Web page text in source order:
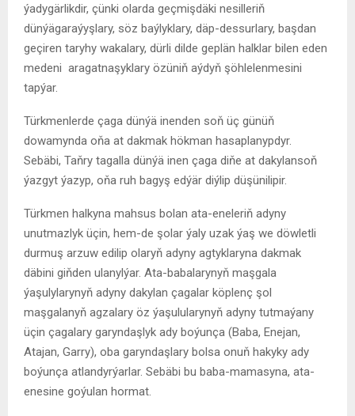
ýadygärlikdir, çünki olarda geçmişdäki nesilleriň
dünýägaraýyşlary, söz baýlyklary, däp-dessurlary, başdan
geçiren taryhy wakalary, dürli dilde geplän halklar bilen eden
medeni aragatnaşyklary özüniň aýdyň şöhlelenmesini
tapýar.
Türkmenlerde çaga dünýä inenden soň üç günüň
dowamynda oňa at dakmak hökman hasaplanypdyr.
Sebäbi, Taňry tagalla dünýä inen çaga diňe at dakylansoň
ýazgyt ýazyp, oňa ruh bagyş edýär diýlip düşünilipir.
Türkmen halkyna mahsus bolan ata-eneleriň adyny
unutmazlyk üçin, hem-de şolar ýaly uzak ýaş we döwletli
durmuş arzuw edilip olaryň adyny agtyklaryna dakmak
däbini giňden ulanylýar. Ata-babalarynyň maşgala
ýaşulylarynyň adyny dakylan çagalar köplenç şol
maşgalanyň agzalary öz ýaşulularynyň adyny tutmaýany
üçin çagalary garyndaşlyk ady boýunça (Baba, Enejan,
Atajan, Garry), oba garyndaşlary bolsa onuň hakyky ady
boýunça atlandyrýarlar. Sebäbi bu baba-mamasyna, ata-
enesine goýulan hormat.